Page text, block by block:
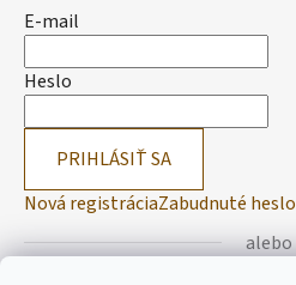
E-mail
Heslo
PRIHLÁSIŤ SA
Nová registráciaZabudnuté heslo
alebo